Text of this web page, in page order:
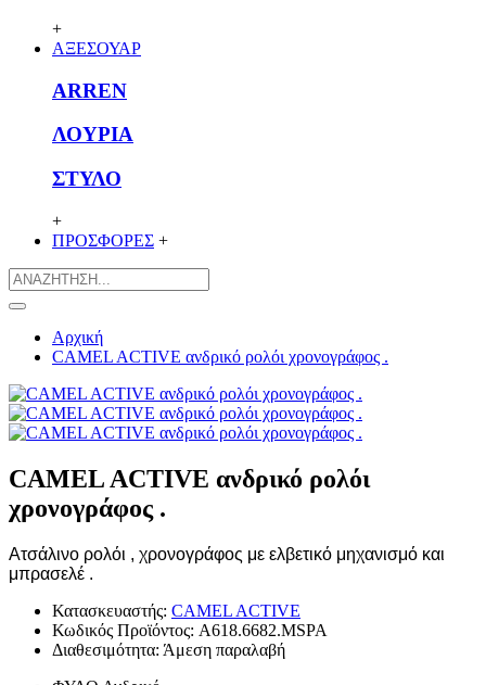
+
ΑΞΕΣΟΥΑΡ
ARREN
ΛΟΥΡΙΑ
ΣΤΥΛΟ
+
ΠΡΟΣΦΟΡΕΣ +
Αρχική
CAMEL ACTIVE ανδρικό ρολόι χρονογράφος .
CAMEL ACTIVE ανδρικό ρολόι
χρονογράφος .
Ατσάλινο ρολόι , χρονογράφος με ελβετικό μηχανισμό και
μπρασελέ .
Κατασκευαστής: CAMEL ACTIVE
Κωδικός Προϊόντος: A618.6682.MSPA
Διαθεσιμότητα: Άμεση παραλαβή